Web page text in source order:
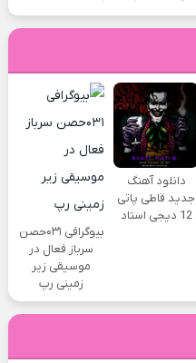
دانلود آهنگ
جدید قاطی پاتی
12 دیجی استاد
بیوگرافی ۰۳۱حصن
سرباز فعال در
موسیقی زیر
زمینی رپ